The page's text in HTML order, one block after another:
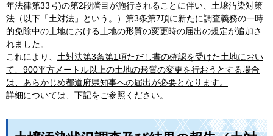
年法律第33号)の第2段階目が施行されることに伴い、土壌汚染対策
法（以下「土対法」という。）第3条第7項に新たに調査義務の一時
的免除中の土地における土地の形質の変更時の届出の規定が追加さ
れました。
これにより、 土対法第3条第1項ただし書の確認を受けた土地におい
て、900平方メートル以上の土地の形質の変更を行おうとする場合
は、あらかじめ都道府県知事への届出が必要となります。
詳細については、下記をご参照ください。